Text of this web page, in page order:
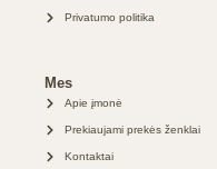
Privatumo politika
Mes
Apie įmonė
Prekiaujami prekės ženklai
Kontaktai